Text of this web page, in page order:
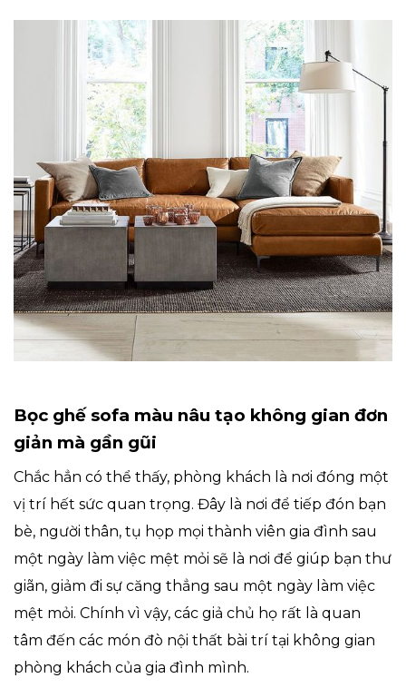
Bọc ghế sofa màu nâu tạo không gian đơn
giản mà gần gũi
Chắc hẳn có thể thấy, phòng khách là nơi đóng một
vị trí hết sức quan trọng. Đây là nơi để tiếp đón bạn
bè, người thân, tụ họp mọi thành viên gia đình sau
một ngày làm việc mệt mỏi sẽ là nơi để giúp bạn thư
giãn, giảm đi sự căng thẳng sau một ngày làm việc
mệt mỏi. Chính vì vậy, các giả chủ họ rất là quan
tâm đến các món đò nội thất bài trí tại không gian
phòng khách của gia đình mình.